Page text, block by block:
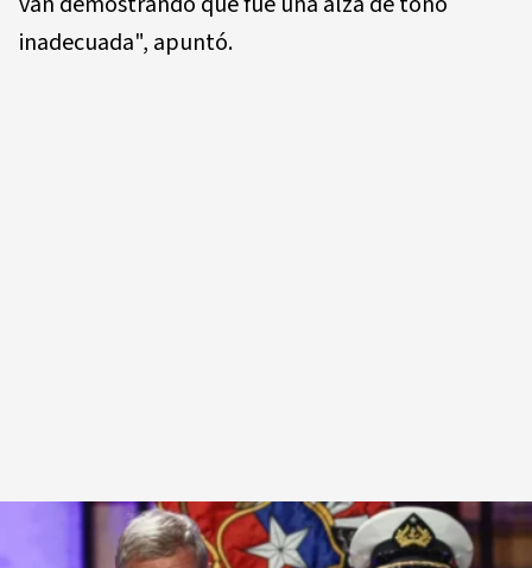
inadecuada", apuntó.